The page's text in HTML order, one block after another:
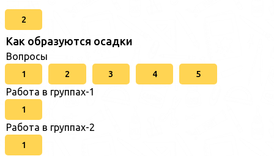
2
Как образуются осадки
Вопросы
1 2 3 4 5
Работа в группах-1
1
Работа в группах-2
1